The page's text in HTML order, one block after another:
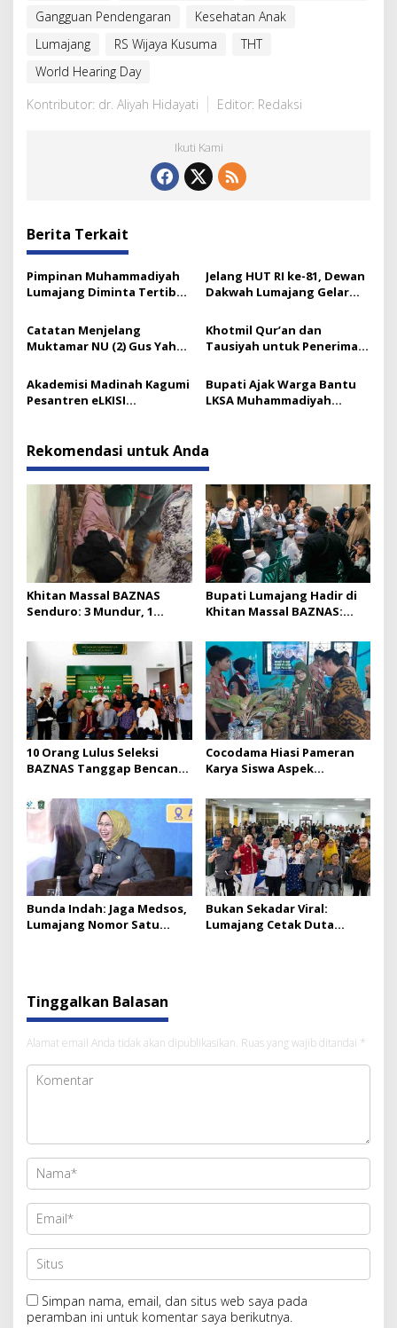
Gangguan Pendengaran
Kesehatan Anak
Lumajang
RS Wijaya Kusuma
THT
World Hearing Day
Kontributor: dr. Aliyah Hidayati
Editor: Redaksi
Ikuti Kami
Berita Terkait
Pimpinan Muhammadiyah
Lumajang Diminta Tertib
Jelang HUT RI ke-81, Dewan
Dakwah Lumajang Gelar
Catatan Menjelang
Muktamar NU (2) Gus Yahya
Modern yang Menyandera
Dirinya
Khotmil Qur’an dan
Tausiyah untuk Penerima
Akademisi Madinah Kagumi
Pesantren eLKISI
Bupati Ajak Warga Bantu
LKSA Muhammadiyah
Rekomendasi untuk Anda
Khitan Massal BAZNAS
Senduro: 3 Mundur, 1
Bupati Lumajang Hadir di
Khitan Massal BAZNAS:
10 Orang Lulus Seleksi
BAZNAS Tanggap Bencana
Cocodama Hiasi Pameran
Karya Siswa Aspek
Bunda Indah: Jaga Medsos,
Lumajang Nomor Satu
Bukan Sekadar Viral:
Lumajang Cetak Duta
Tinggalkan Balasan
Alamat email Anda tidak akan dipublikasikan. Ruas yang wajib ditandai *
Simpan nama, email, dan situs web saya pada
peramban ini untuk komentar saya berikutnya.